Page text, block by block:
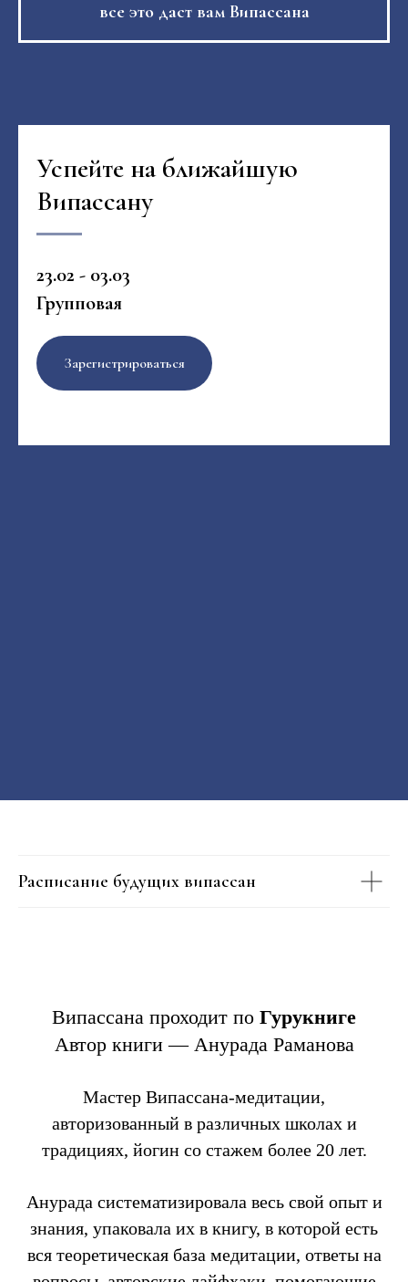
все это даст вам Випассана
Успейте на ближайшую
Випассану
23.02 - 03.03
Групповая
Зарегистрироваться
Расписание будущих випассан
Випассана проходит по Гурукниге
Автор книги — Анурада Раманова
Мастер Випассана-медитации,
авторизованный в различных школах и
традициях, йогин со стажем более 20 лет.
Анурада систематизировала весь свой опыт и
знания, упаковала их в книгу, в которой есть
вся теоретическая база медитации, ответы на